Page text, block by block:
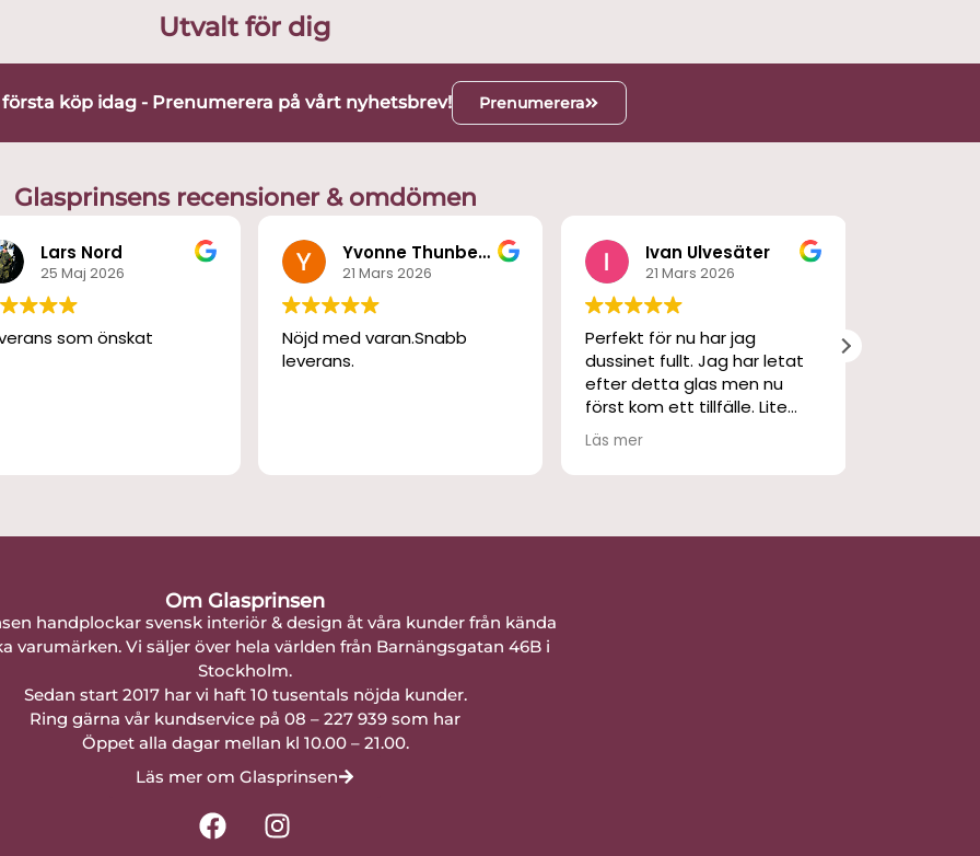
Utvalt för dig
köp idag - Prenumerera på vårt nyhetsbrev! Prenumerera
Glasprinsens recensioner & omdömen
Lars Nord
25 Maj 2026
som önskat
Yvonne Thunberg
21 Mars 2026
Nöjd med varan.Snabb
leverans.
Ivan Ulvesäter
21 Mars 2026
Perfekt för nu har jag
dussinet fullt. Jag har letat
efter detta glas men nu
först kom ett tillfälle. Lite
dyrt men det sved bara en
stund. Snabb leverans och
bra förpackat. Nöjd
Läs mer
Om Glasprinsen
handplockar svensk interiör & design åt våra kunder från kända
varumärken. Vi säljer över hela världen från Barnängsgatan 46B i
Stockholm.
Sedan start 2017 har vi haft 10 tusentals nöjda kunder.
Ring gärna vår kundservice på 08 – 227 939 som har
Öppet alla dagar mellan kl 10.00 – 21.00.
Läs mer om Glasprinsen
F
a
I
n